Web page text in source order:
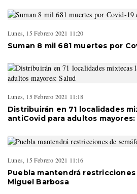
Lunes, 15 Febrero 2021 11:20
Suman 8 mil 681 muertes por
Lunes, 15 Febrero 2021 11:18
Distribuirán en 71 localidades
antiCovid para adultos mayores:
Lunes, 15 Febrero 2021 11:16
Puebla mantendrá
Miguel Barbosa